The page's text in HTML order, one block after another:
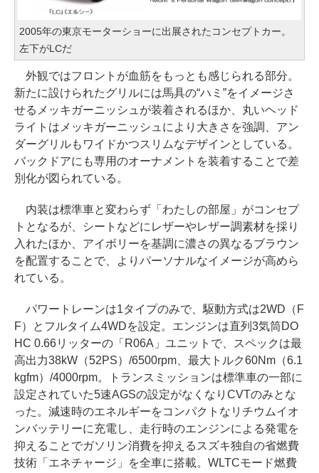
2005年の東京モーターショーに出展されたコンセプトカー。
左下がLCだ
外観ではフロントが血筋をもっとも感じられる部分。
新たに設けられたグリルには馬具の“ハミ”をイメージさ
せるメッキガーニッシュが装着されるほか、丸いヘッド
ライトはメッキガーニッシュにより大きさを強調、アン
ダーグリルもワイドかつスリムなデザインとしている。
バックドアにも専用のオーナメントを装着することで差
別化が図られている。
内装は標準車と変わらず「わたしの部屋」がコンセプ
トとなるが、シートなどにレザーやレザー調素材を採り
入れたほか、アイボリーを基調に濃さの異なるブラウン
を配置することで、よりパーソナルなイメージが高めら
れている。
パワートレーンは1タイプのみで、駆動方式は2WD（F
F）とフルタイム4WDを設定。エンジンは直列3気筒DO
HC 0.66リッターの「R06A」ユニットで、スペックは最
高出力38kW（52PS）/6500rpm、最大トルク60Nm（6.1
kgfm）/4000rpm。トランスミッションは標準車の一部に
設定されていた5速AGSの設定がなくなりCVTのみとな
った。減速時のエネルギーをコンパクトなリチウムイオ
ンバッテリーに充電し、走行時のエンジンによる発電を
抑えることでガソリン消費を抑えるスズキ独自の省燃費
技術「エネチャージ」を全車に搭載。WLTCモード燃費